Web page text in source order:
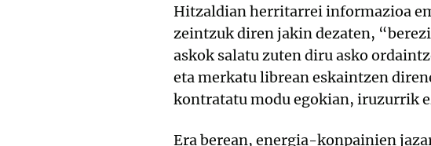
Hitzaldian herritarrei informazioa
zeintzuk diren jakin dezaten,
askok salatu zuten diru asko
eta merkatu librean eskaintzen
kontratatu modu egokian, iruzurrik
Era berean, energia-konpainien